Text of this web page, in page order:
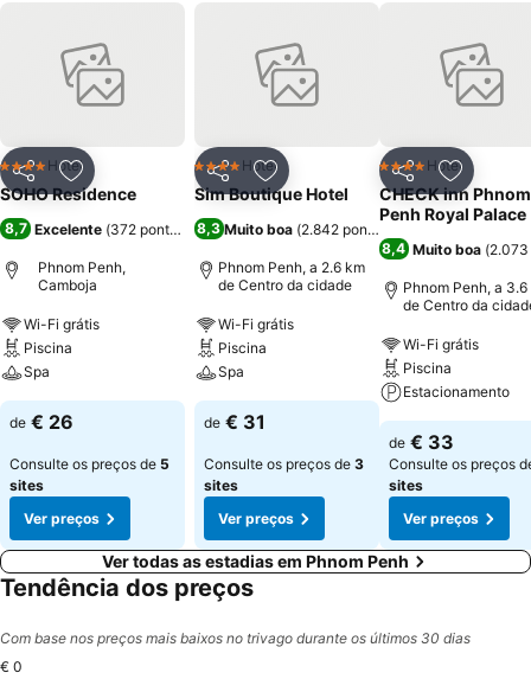
PartilharAdicionar aos favoritos
4 EstrelasHotel
SOHO Residence
8,7 Excelente (372 pontuações)
Phnom Penh,
Camboja
Wi-Fi grátis
Piscina
Spa
de € 26
Consulte os preços de 5
sites
Ver preços
PartilharAdicionar aos favoritos
4 EstrelasHotel
Sim Boutique Hotel
8,3Muito boa (2.842 pontuações
Phnom Penh, a 2.6 km
de Centro da cidade
Wi-Fi grátis
Piscina
Spa
de € 31
Consulte os preços de 3
sites
Ver preços
Partilhar
4 EstrelasHotel
CHECK inn Phnom
Penh Royal Palace
8,4 Muito boa (2.073
Phnom Penh, a 3.6
de Centro da
Wi-Fi grátis
Piscina
Estacionamento
de € 33
Consulte os preços
sites
Ver preços
Ver todas as estadias em Phnom Penh
Tendência dos preços
Com base nos preços mais baixos no trivago durante os últimos 30 dias
€ 0